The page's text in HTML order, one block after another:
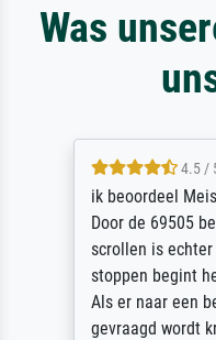
Was
4.5 /
ik beoordeel
Door de 69505
scrollen is
stoppen begint
Als er naar een
gevraagd wordt